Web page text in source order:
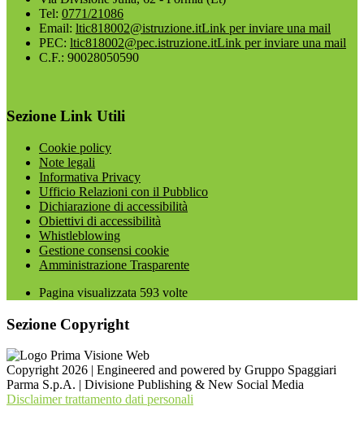
Tel: 0771/21086
Email: ltic818002@istruzione.itLink per inviare una mail
PEC: ltic818002@pec.istruzione.itLink per inviare una mail
C.F.: 90028050590
Sezione Link Utili
Cookie policy
Note legali
Informativa Privacy
Ufficio Relazioni con il Pubblico
Dichiarazione di accessibilità
Obiettivi di accessibilità
Whistleblowing
Gestione consensi cookie
Amministrazione Trasparente
Pagina visualizzata 593 volte
Sezione Copyright
Copyright 2026 | Engineered and powered by Gruppo Spaggiari
Parma S.p.A. | Divisione Publishing & New Social Media
Disclaimer trattamento dati personali